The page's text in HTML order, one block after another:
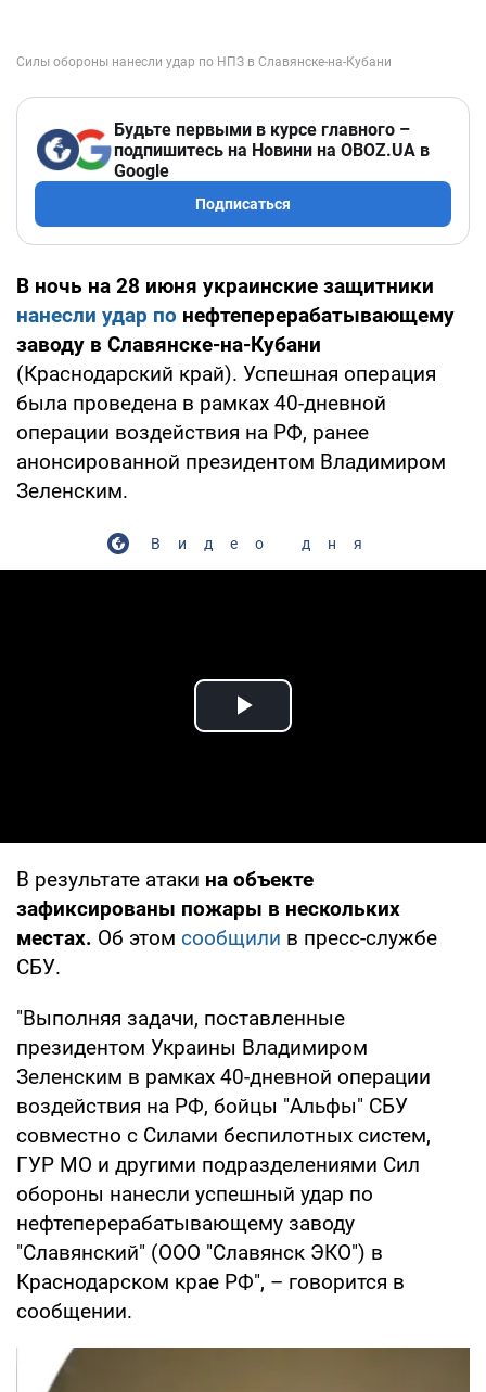
Будьте первыми в курсе главного –
подпишитесь на Новини на OBOZ.UA в
Google
Подписаться
В ночь на 28 июня украинские защитники
нанесли удар по нефтеперерабатывающему
заводу в Славянске-на-Кубани
(Краснодарский край). Успешная операция
была проведена в рамках 40-дневной
операции воздействия на РФ, ранее
анонсированной президентом Владимиром
Зеленским.
Видео дня
Play Video
В результате атаки на объекте
зафиксированы пожары в нескольких
местах. Об этом сообщили в пресс-службе
СБУ.
"Выполняя задачи, поставленные
президентом Украины Владимиром
Зеленским в рамках 40-дневной операции
воздействия на РФ, бойцы "Альфы" СБУ
совместно с Силами беспилотных систем,
ГУР МО и другими подразделениями Сил
обороны нанесли успешный удар по
нефтеперерабатывающему заводу
"Славянский" (ООО "Славянск ЭКО") в
Краснодарском крае РФ", – говорится в
сообщении.